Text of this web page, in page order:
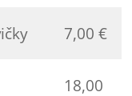
7,00 €
18,00